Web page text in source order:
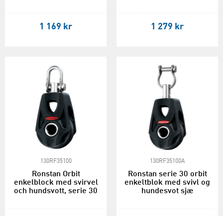
1 169 kr 1 279 kr
130RF35100
Ronstan Orbit
enkelblock med svirvel
och hundsvott, serie 30
130RF35100A
Ronstan serie 30 orbit
enkeltblok med svivl og
hundesvot sjæ